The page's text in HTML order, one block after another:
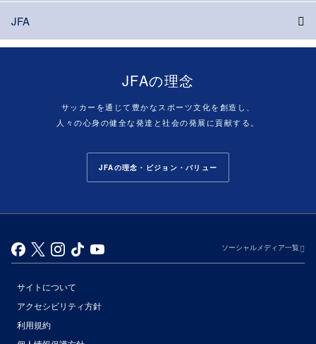
JFA
JFAの理念
サッカーを通じて豊かなスポーツ文化を創造し、
人々の心身の健全な発達と社会の発展に貢献する。
JFAの理念・ビジョン・バリュー
ソーシャルメディア一覧
サイトについて
アクセシビリティ方針
利用規約